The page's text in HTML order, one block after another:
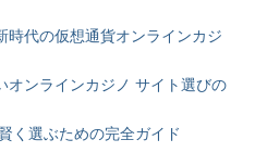
時代の仮想通貨オンラインカジ
オンラインカジノ サイト選びの
く選ぶための完全ガイド